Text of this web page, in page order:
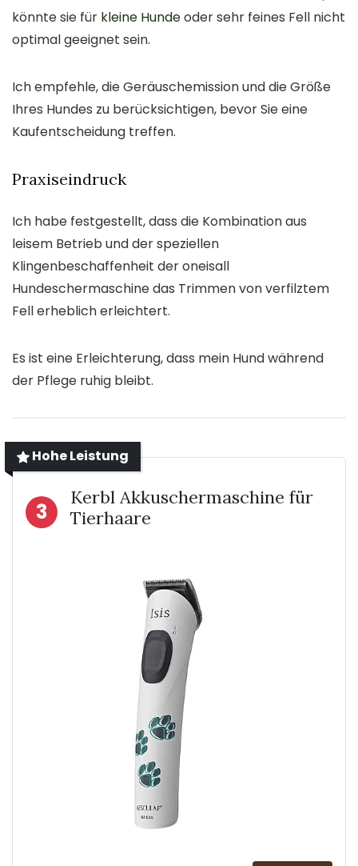
könnte sie für kleine Hundeoder sehr feines Fell nicht
optimal geeignet sein.
Ich empfehle, die Geräuschemission und die Größe
Ihres Hundes zu berücksichtigen, bevor Sie eine
Kaufentscheidung treffen.
Praxiseindruck
Ich habe festgestellt, dass die Kombination aus
leisem Betrieb und der speziellen
Klingenbeschaffenheit der oneisall
Hundeschermaschine das Trimmen von verfilztem
Fell erheblich erleichtert.
Es ist eine Erleichterung, dass mein Hund während
der Pflege ruhig bleibt.
Hohe Leistung
3
Kerbl Akkuschermaschine für
Tierhaare